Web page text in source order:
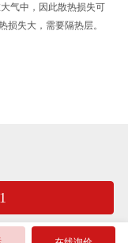
气中，因此散热损失可
损失大，需要隔热层。